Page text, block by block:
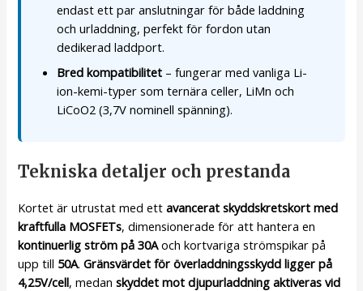
endast ett par anslutningar för både laddning
och urladdning, perfekt för fordon utan
dedikerad laddport.
Bred kompatibilitet – fungerar med vanliga Li-
ion-kemi-typer som ternära celler, LiMn och
LiCoO2 (3,7V nominell spänning).
Tekniska detaljer och prestanda
Kortet är utrustat med ettavancerat skyddskretskort med
kraftfulla MOSFETs, dimensionerade för att hantera en
kontinuerlig ström på 30Aoch kortvariga strömspikar på
upp till 50A.Gränsvärdet för överladdningsskydd ligger på
4,25V/cell, medanskyddet mot djupurladdning aktiveras vid